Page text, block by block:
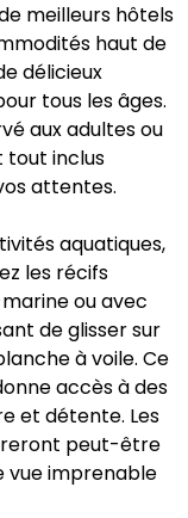
meilleurs hôtels
haut de
délicieux
tous les âges.
aux adultes ou
tout inclus
attentes.
aquatiques,
les récifs
ou avec
de glisser sur
à voile. Ce
accès à des
et détente. Les
peut-être
vue imprenable